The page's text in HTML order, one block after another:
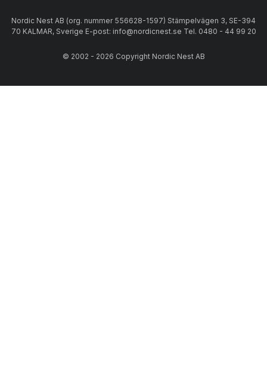
Nordic Nest AB (org. nummer 556628-1597) Stämpelvägen 3, SE-394
70 KALMAR, Sverige E-post: info@nordicnest.se Tel. 0480 - 44 99 20
© 2002 - 2026 Copyright Nordic Nest AB